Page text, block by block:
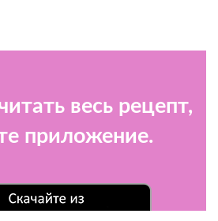
весь рецепт,
приложение.